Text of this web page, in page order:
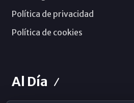
Política de privacidad
Política de cookies
Al Día